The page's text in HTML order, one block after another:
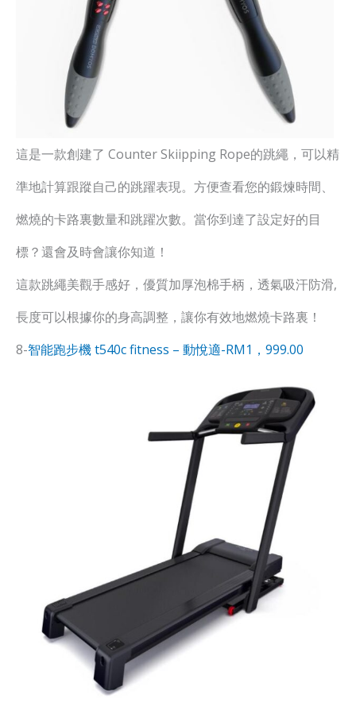
這是一款創建了 Counter Skiipping Rope的跳繩，可以精
準地計算跟蹤自己的跳躍表現。方便查看您的鍛煉時間、
燃燒的卡路裏數量和跳躍次數。當你到達了設定好的目
標？還會及時會讓你知道！
這款跳繩美觀手感好，優質加厚泡棉手柄，透氣吸汗防滑,
長度可以根據你的身高調整，讓你有效地燃燒卡路裏！
8-智能跑步機 t540c fitness – 動悅適-RM1，999.00